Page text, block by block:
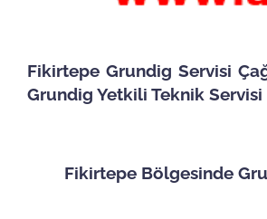
Fikirtepe Grundig Servisi
Grundig Yetkili Teknik Servisi
Fikirtepe Bölgesinde